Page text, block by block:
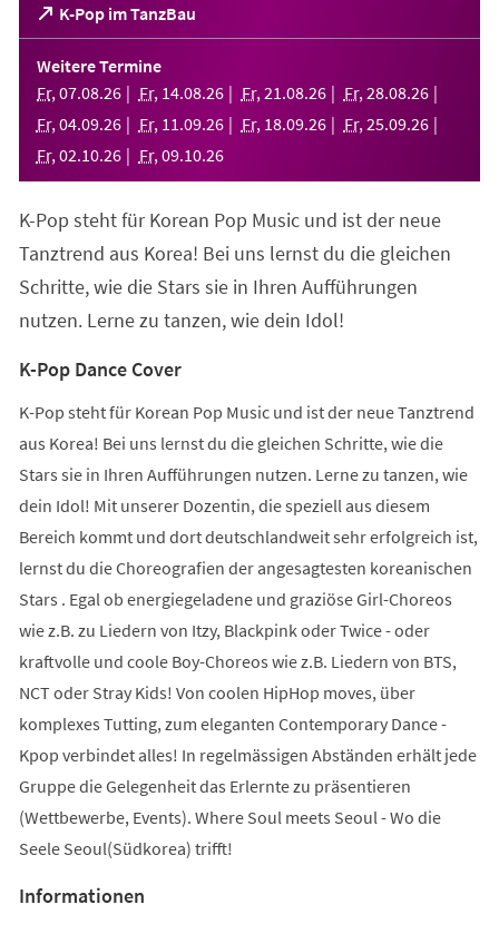
K-Pop im TanzBau
(Öffnet
in
einem
neuen
Tab)
Weitere Termine
Fr, 07.08.26 Fr, 14.08.26 Fr, 21 .08.26 Fr, 28.08.26
Fr, 04.09.26 Fr, 11 .09.26 Fr, 18.09.26 Fr, 25.09.26
Fr, 02.10.26 Fr, 09.10.26
K-Pop steht für Korean Pop Music und ist der neue
Tanztrend aus Korea! Bei uns lernst du die gleichen
Schritte, wie die Stars sie in Ihren Aufführungen
nutzen. Lerne zu tanzen, wie dein Idol!
K-Pop Dance Cover
K-Pop steht für Korean Pop Music und ist der neue Tanztrend
aus Korea! Bei uns lernst du die gleichen Schritte, wie die
Stars sie in Ihren Aufführungen nutzen. Lerne zu tanzen, wie
dein Idol! Mit unserer Dozentin, die speziell aus diesem
Bereich kommt und dort deutschlandweit sehr erfolgreich ist,
lernst du die Choreografien der angesagtesten koreanischen
Stars . Egal ob energiegeladene und graziöse Girl-Choreos
wie z.B. zu Liedern von Itzy, Blackpink oder Twice - oder
kraftvolle und coole Boy-Choreos wie z.B. Liedern von BTS,
NCT oder Stray Kids! Von coolen HipHop moves, über
komplexes Tutting, zum eleganten Contemporary Dance -
Kpop verbindet alles! In regelmässigen Abständen erhält jede
Gruppe die Gelegenheit das Erlernte zu präsentieren
(Wettbewerbe, Events). Where Soul meets Seoul - Wo die
Seele Seoul(Südkorea) trifft!
Informationen